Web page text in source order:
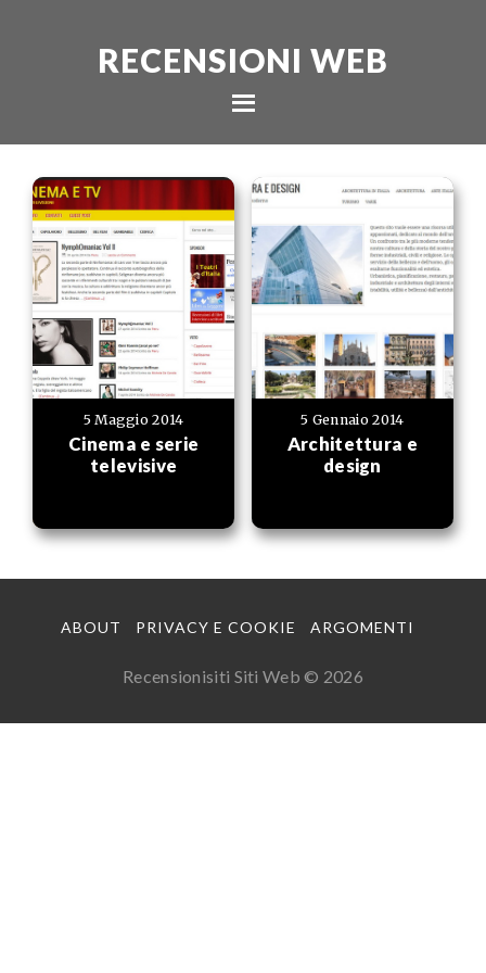
RECENSIONI WEB
5 Maggio 2014
Cinema e serie
televisive
5 Gennaio 2014
Architettura e
design
ABOUT PRIVACY E COOKIE ARGOMENTI
Recensionisiti Siti Web © 2026